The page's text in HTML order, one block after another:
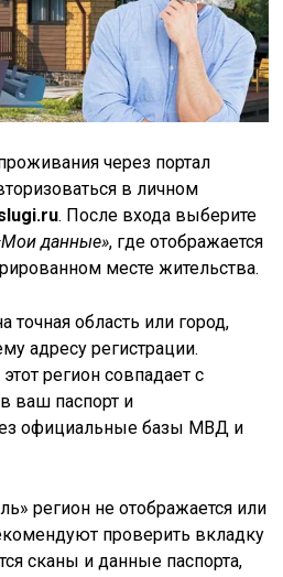
через портал
в личном
. После входа выберите
данные», где отображается
месте жительства.
точная область или город,
адресу регистрации.
регион совпадает с
ваш паспорт и
официальные базы МВД и
регион не отображается или
проверить вкладку
сканы и данные паспорта,